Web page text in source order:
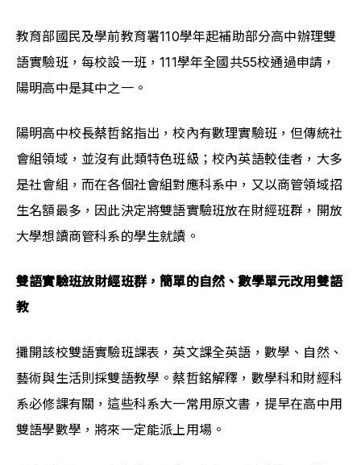
教育部國民及學前教育署110學年起補助部分高中辦理雙
語實驗班，每校設一班，111學年全國共55校通過申請，
陽明高中是其中之一。
陽明高中校長蔡哲銘指出，校內有數理實驗班，但傳統社
會組領域，並沒有此類特色班級；校內英語較佳者，大多
是社會組，而在各個社會組對應科系中，又以商管領域招
生名額最多，因此決定將雙語實驗班放在財經班群，開放
大學想讀商管科系的學生就讀。
雙語實驗班放財經班群，簡單的自然、數學單元改用雙語
教
攤開該校雙語實驗班課表，英文課全英語，數學、自然、
藝術與生活則採雙語教學。蔡哲銘解釋，數學科和財經科
系必修課有關，這些科系大一常用原文書，提早在高中用
雙語學數學，將來一定能派上用場。